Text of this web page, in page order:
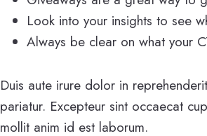
Look into your insights to see
Always be clear on what your
Duis aute irure dolor in
pariatur. Excepteur sint occaecat
mollit anim id est laborum.